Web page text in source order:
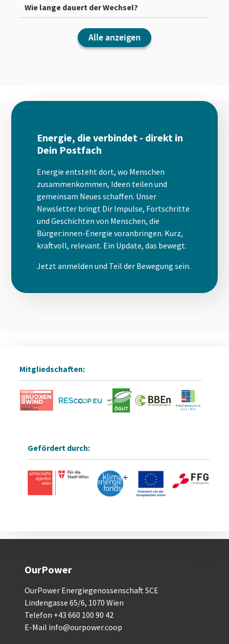
Wie lange dauert der Wechsel?
Alle anzeigen
Energie, die verbindet - direkt in
Dein Postfach
Energie entsteht dort, wo Menschen
zusammenkommen, Ideen teilen und
gemeinsam Neues schaffen. Unser
Newsletter bringt Dir Impulse, Fortschritte
und Geschichten von Menschen, die
Bürger:innen-Energie voranbringen. Kurz,
kraftvoll, relevant. Ein Update, das bewegt.
Jetzt anmelden und Teil der Bewegung sein.
Mitgliedschaften:
Gefördert durch:
OurPower
OurPower Energiegenossenschaft SCE
Lindengasse 65/6, 1070 Wien
Telefon +43 660 100 90 42
E-Mail info@ourpower.coop